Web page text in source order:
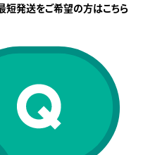
短発送をご希望の方はこちら